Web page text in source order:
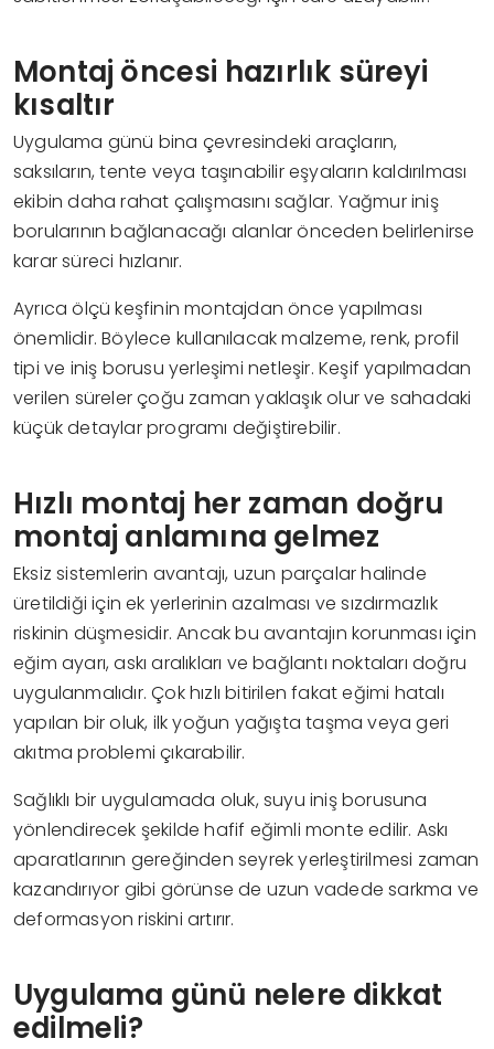
Montaj öncesi hazırlık süreyi
kısaltır
Uygulama günü bina çevresindeki araçların,
saksıların, tente veya taşınabilir eşyaların kaldırılması
ekibin daha rahat çalışmasını sağlar. Yağmur iniş
borularının bağlanacağı alanlar önceden belirlenirse
karar süreci hızlanır.
Ayrıca ölçü keşfinin montajdan önce yapılması
önemlidir. Böylece kullanılacak malzeme, renk, profil
tipi ve iniş borusu yerleşimi netleşir. Keşif yapılmadan
verilen süreler çoğu zaman yaklaşık olur ve sahadaki
küçük detaylar programı değiştirebilir.
Hızlı montaj her zaman doğru
montaj anlamına gelmez
Eksiz sistemlerin avantajı, uzun parçalar halinde
üretildiği için ek yerlerinin azalması ve sızdırmazlık
riskinin düşmesidir. Ancak bu avantajın korunması için
eğim ayarı, askı aralıkları ve bağlantı noktaları doğru
uygulanmalıdır. Çok hızlı bitirilen fakat eğimi hatalı
yapılan bir oluk, ilk yoğun yağışta taşma veya geri
akıtma problemi çıkarabilir.
Sağlıklı bir uygulamada oluk, suyu iniş borusuna
yönlendirecek şekilde hafif eğimli monte edilir. Askı
aparatlarının gereğinden seyrek yerleştirilmesi zaman
kazandırıyor gibi görünse de uzun vadede sarkma ve
deformasyon riskini artırır.
Uygulama günü nelere dikkat
edilmeli?